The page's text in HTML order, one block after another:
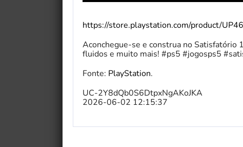
https://store.playstation.com/product/
Aconchegue-se e construa no Satisfatório
fluidos e muito mais! #ps5 #jogosps5
Fonte: PlayStation.
UC-2Y8dQb0S6DtpxNgAKoJKA
2026-06-02 12:15:37